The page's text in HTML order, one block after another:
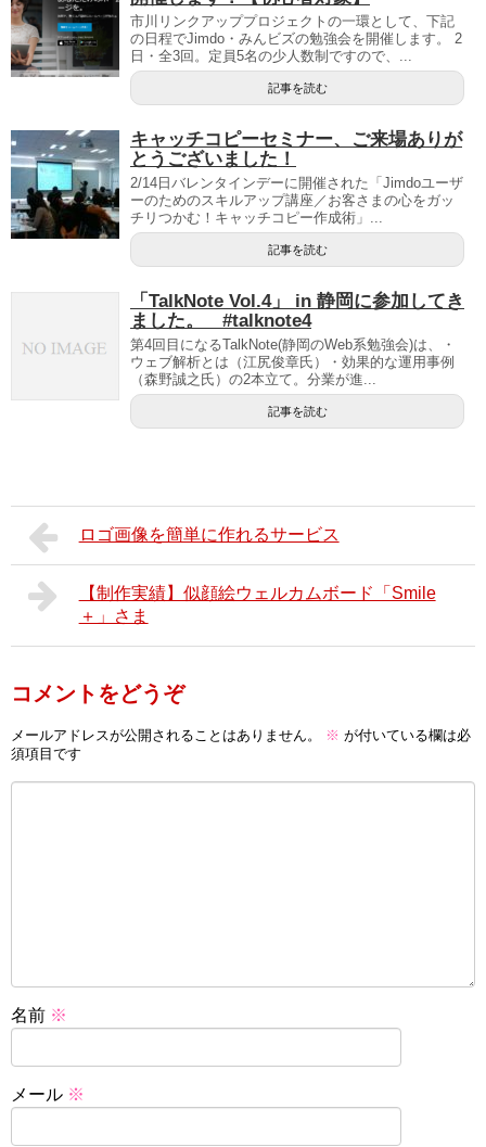
市川リンクアッププロジェクトの一環として、下記
の日程でJimdo・みんビズの勉強会を開催します。 2
日・全3回。定員5名の少人数制ですので、...
記事を読む
キャッチコピーセミナー、ご来場ありが
とうございました！
2/14日バレンタインデーに開催された「Jimdoユーザ
ーのためのスキルアップ講座／お客さまの心をガッ
チリつかむ！キャッチコピー作成術」...
記事を読む
「TalkNote Vol.4」 in 静岡に参加してき
ました。 #talknote4
第4回目になるTalkNote(静岡のWeb系勉強会)は、・
ウェブ解析とは（江尻俊章氏）・効果的な運用事例
（森野誠之氏）の2本立て。分業が進...
記事を読む
ロゴ画像を簡単に作れるサービス
【制作実績】似顔絵ウェルカムボード「Smile
＋」さま
コメントをどうぞ
メールアドレスが公開されることはありません。 ※ が付いている欄は必
須項目です
名前 ※
メール ※